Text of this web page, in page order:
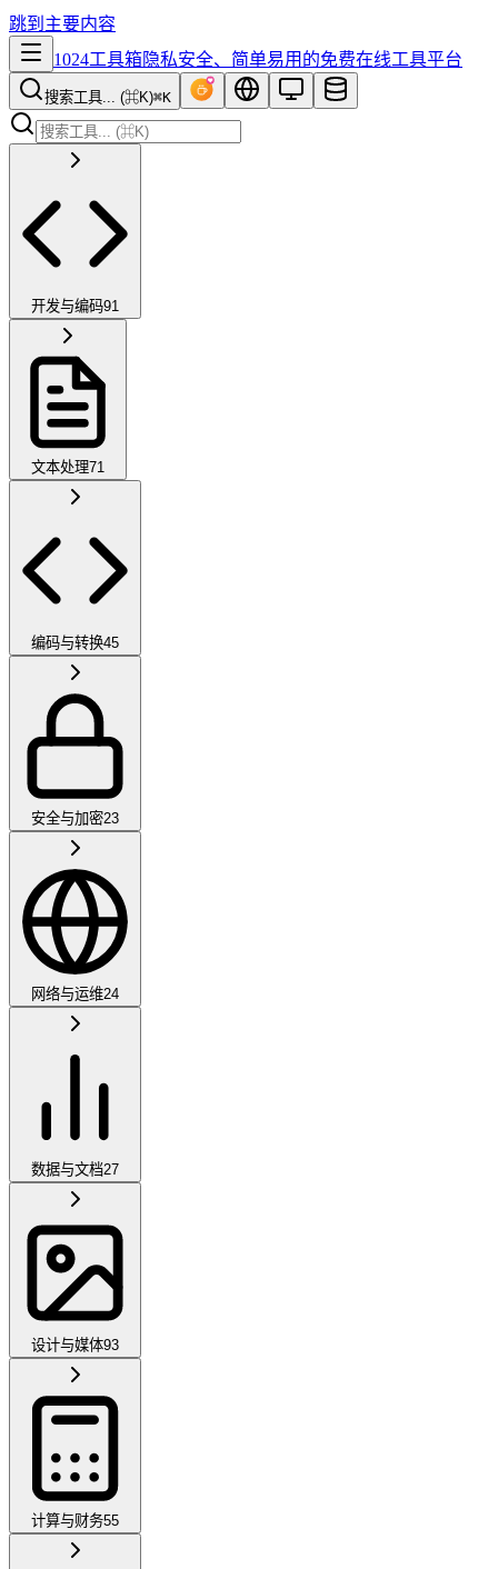
跳到主要内容
1024工具箱隐私安全、简单易用的免费在线工具平台
搜索工具... (⌘K)⌘K
开发与编码91
文本处理71
编码与转换45
安全与加密23
网络与运维24
数据与文档27
设计与媒体93
计算与财务55